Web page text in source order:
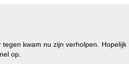
kwam nu zijn verholpen. Hopelijk
op.